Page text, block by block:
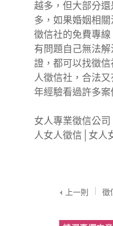
越多，但大部分
多，如果婚姻相
徵信社的免費專
有問題自己無法
證，都可以找徵
人徵信社，合法
年經驗看過許多案
女人專業徵信公司
人女人徵信
女人
上一則 徵